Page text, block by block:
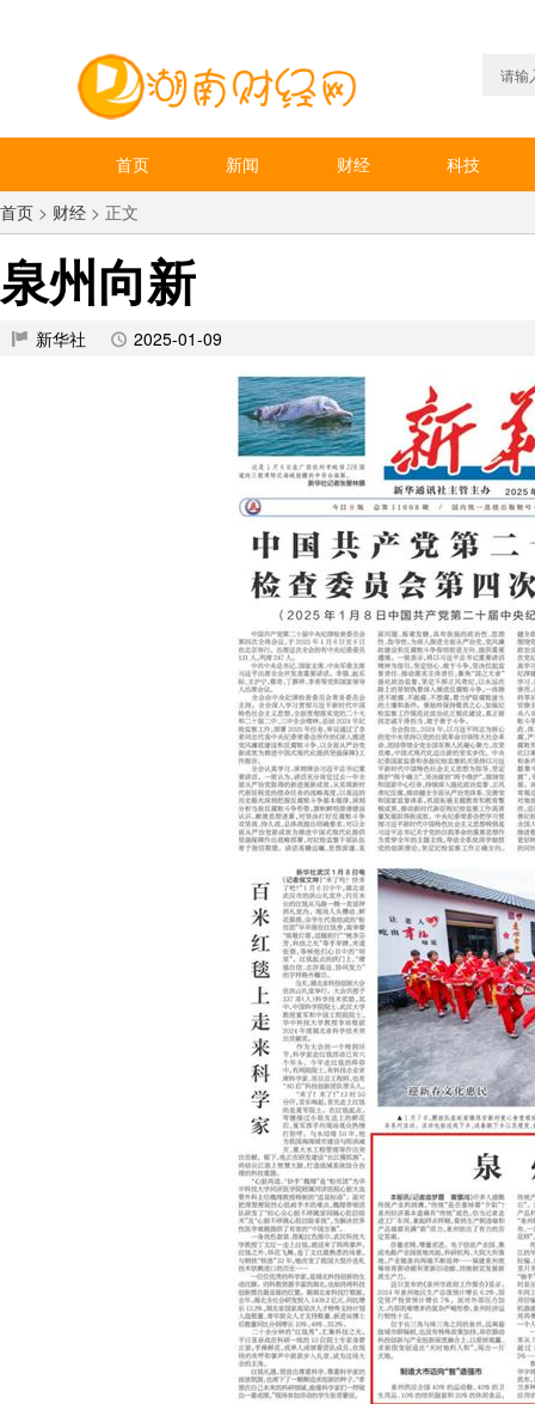
首页 新闻 财经
科技
首页 > 财经 > 正文
泉州向新
新华社 2025-01-09